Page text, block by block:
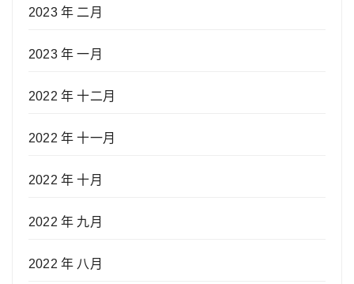
2023 年 二月
2023 年 一月
2022 年 十二月
2022 年 十一月
2022 年 十月
2022 年 九月
2022 年 八月